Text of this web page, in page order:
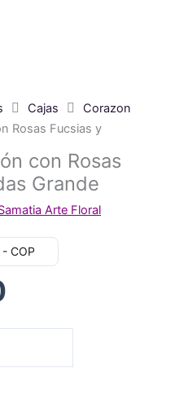
Cajas
Corazon
Rosas Fucsias y
con Rosas
Grande
Arte Floral
COP